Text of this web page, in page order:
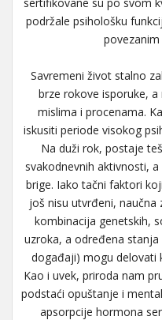
podržale psihološku
Savremeni život stalno
brze rokove isporuke,
mislima i procenama.
iskusiti periode visokog
Na duži rok, postaje
svakodnevnih aktivnosti,
brige. Iako tačni faktori
još nisu utvrđeni, naučna
kombinacija genetskih,
uzroka, a određena
događaji) mogu delovati
Kao i uvek, priroda nam
podstaći opuštanje i
apsorpcije hormona